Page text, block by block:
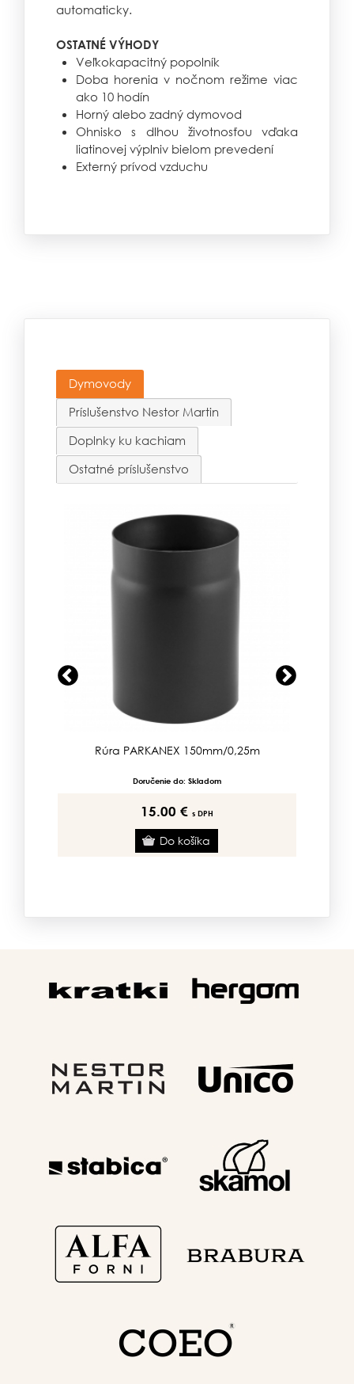
automaticky.
OSTATNÉ VÝHODY
Veľkokapacitný popolník
Doba horenia v nočnom režime viac
ako 10 hodín
Horný alebo zadný dymovod
Ohnisko s dlhou životnosťou vďaka
liatinovej výplniv bielom prevedení
Externý prívod vzduchu
Dymovody
Príslušenstvo Nestor Martin
Doplnky ku kachiam
Ostatné príslušenstvo
Rúra PARKANEX 150mm/0,25m
Doručenie do: Skladom
15.00 € s DPH